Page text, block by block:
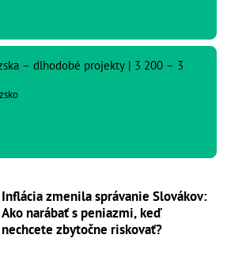
– dlhodobé projekty | 3 200 – 3
Inflácia zmenila správanie Slovákov:
Ako narábať s peniazmi, keď
nechcete zbytočne riskovať?